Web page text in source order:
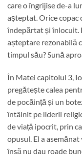
care o îngrijise de-a
așteptat. Orice copac
îndepărtat și înlocuit.
așteptare rezonabilă
timpul său? Sună
În Matei capitolul 3,
pregătește calea
de pocăință și un
întâlnit pe liderii
de viață ipocrit, prin
opusul. El a
însă nu dau roade